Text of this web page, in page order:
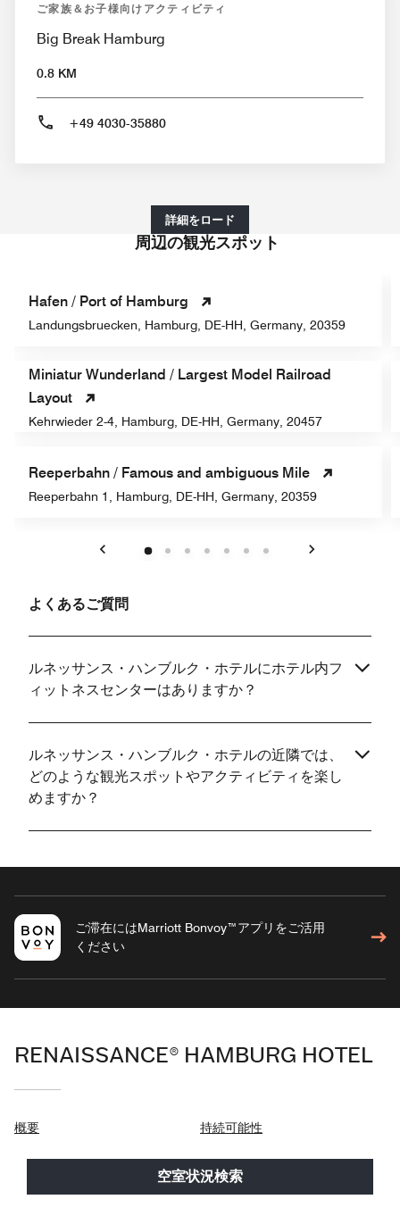
空室状況検索
ご家族＆お子様向けアクティビティ
Big Break Hamburg
0.8 KM
+49 4030-35880
詳細をロード
周辺の観光スポット
Hafen / Port of Hamburg
Landungsbruecken, Hamburg, DE-HH, Germany, 20359
Miniatur Wunderland / Largest Model Railroad
Layout
Kehrwieder 2-4, Hamburg, DE-HH, Germany, 20457
Reeperbahn / Famous and ambiguous Mile
Reeperbahn 1, Hamburg, DE-HH, Germany, 20359
よくあるご質問
ルネッサンス・ハンブルク・ホテルにホテル内フ
ィットネスセンターはありますか？
ルネッサンス・ハンブルク・ホテルの近隣では、
どのような観光スポットやアクティビティを楽し
めますか？
ご滞在にはMarriott Bonvoy™アプリをご活用
ください
RENAISSANCE® HAMBURG HOTEL
概要
客室
豪華なプレミアムルーム
持続可能性
会議＆イベント
ギャラリー